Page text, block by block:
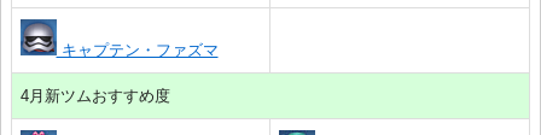
キャプテン・ファズマ
4月新ツムおすすめ度